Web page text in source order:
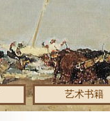
艺术书籍